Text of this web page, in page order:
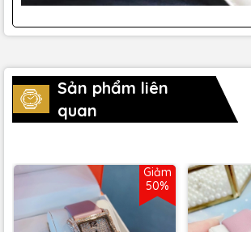
Sản phẩm liên
quan
Giảm
50%